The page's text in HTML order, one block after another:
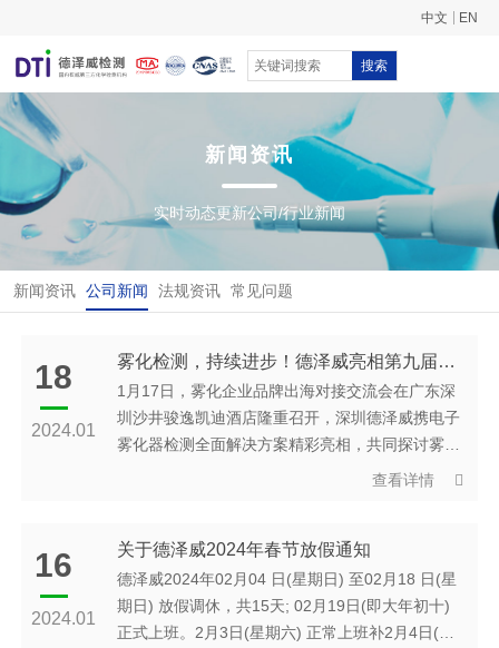
中文 EN
搜索
新闻资讯
实时动态更新公司/行业新闻
新闻资讯 公司新闻 法规资讯 常见问题
18
2024.01
雾化检测，持续进步！德泽威亮相第九届雾化企业品牌出海对接交流会
1月17日，雾化企业品牌出海对接交流会在广东深
圳沙井骏逸凯迪酒店隆重召开，深圳德泽威携电子
雾化器检测全面解决方案精彩亮相，共同探讨雾化
查看详情
16
2024.01
关于德泽威2024年春节放假通知
德泽威2024年02月04 日(星期日) 至02月18 日(星
期日) 放假调休，共15天; 02月19日(即大年初十)
正式上班。2月3日(星期六) 正常上班补2月4日(星